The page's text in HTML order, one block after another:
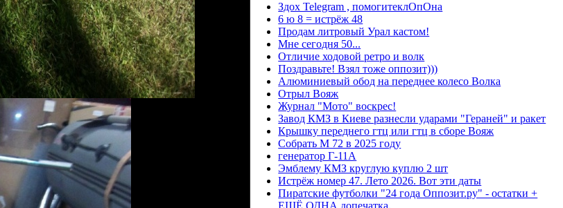
Здох Telegram , помогитеклОпОна
6 ю 8 = истрёж 48
Продам литровый Урал кастом!
Мне сегодня 50...
Отличие ходовой ретро и волк
Поздравьте! Взял тоже оппозит)))
Алюминиевый обод на переднее колесо Волка
Отрыл Вояж
Журнал "Мото" воскрес!
Завод КМЗ в Киеве разнесли ударами "Гераней" и ракет
Крышку переднего гтц или гтц в сборе Вояж
Собрать М 72 в 2025 году
генератор Г-11А
Эмблему КМЗ круглую куплю 2 шт
Истрёж номер 47. Лето 2026. Вот эти даты
Пиратские футболки "24 года Оппозит.ру" - остатки +